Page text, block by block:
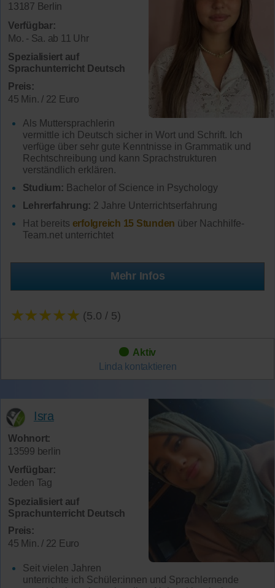
13187 Berlin
Verfügbar:
Mo. - Sa. ab 11 Uhr
Spezialisiert auf
Sprachunterricht Deutsch
Preis:
45 Min. / 22 Euro
Als Muttersprachlerin
vermittle ich Deutsch sicher in Wort und Schrift. Ich
verfüge über sehr gute Kenntnisse in Grammatik und
Rechtschreibung und kann Sprachstrukturen
verständlich erklären.
Studium: Bachelor of Science in Psychology
Lehrerfahrung: 2 Jahre Unterrichtserfahrung
Hat bereits erfolgreich 15 Stunden über Nachhilfe-
Team.net unterrichtet
Mehr Infos
★★★★★ (5.0 / 5)
Aktiv
Linda kontaktieren
Isra
Wohnort:
13599 berlin
Verfügbar:
Jeden Tag
Spezialisiert auf
Sprachunterricht Deutsch
Preis:
45 Min. / 22 Euro
Seit vielen Jahren
unterrichte ich Schüler:innen und Sprachlernende